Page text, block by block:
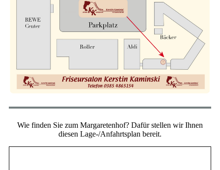
Wie finden Sie zum Margaretenhof? Dafür stellen wir Ihnen
diesen Lage-/Anfahrtsplan bereit.